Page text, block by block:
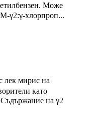
Може
γ2:γ-хлорпроп...
лек мирис на
като
Съдържание на γ2